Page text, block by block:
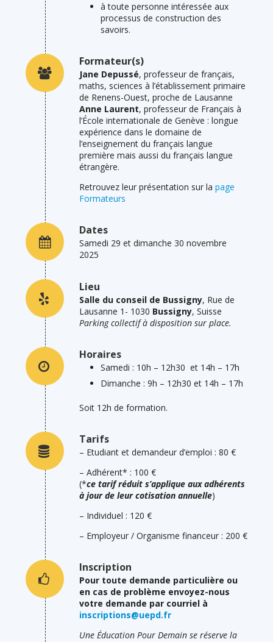
à toute personne intéressée aux
processus de construction des
savoirs.
Formateur(s)
Jane Depussé, professeur de français,
maths, sciences à l’établissement primaire
de Renens-Ouest, proche de Lausanne
Anne Laurent, professeur de Français à
l’École internationale de Genève : longue
expérience dans le domaine de
l’enseignement du français langue
première mais aussi du français langue
étrangère.
Retrouvez leur présentation sur la page
Formateurs
Dates
Samedi 29 et dimanche 30 novembre
2025
Lieu
Salle du conseil de Bussigny, Rue de
Lausanne 1- 1030 Bussigny, Suisse
Parking collectif à disposition sur place.
Horaires
Samedi : 10h – 12h30 et 14h – 17h
Dimanche : 9h – 12h30 et 14h – 17h
Soit 12h de formation.
Tarifs
– Etudiant et demandeur d’emploi : 80 €
– Adhérent* : 100 €
(*ce tarif réduit s’applique aux adhérents
à jour de leur cotisation annuelle)
– Individuel : 120 €
– Employeur / Organisme financeur : 200 €
Inscription
Pour toute demande particulière ou
en cas de problème envoyez-nous
votre demande par courriel à
inscriptions@uepd.fr
Une Éducation Pour Demain se réserve la